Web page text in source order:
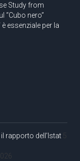
Study from
“Cubo nero”
essenziale per la
rapporto dell’Istat 5